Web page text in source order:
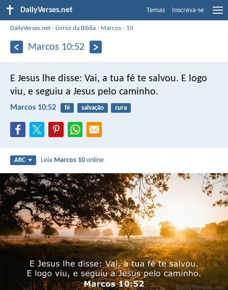
DailyVerses.net Temas Inscreva-se
DailyVerses.net ›Livros da Bíblia › Marcos › 10
Marcos 10:52
E Jesus lhe disse: Vai, a tua fé te salvou. E logo
viu, e seguiu a Jesus pelo caminho.
Marcos 10:52 fé salvação cura
ARC Leia Marcos 10 online